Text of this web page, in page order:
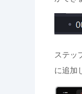
ステッ
に追加